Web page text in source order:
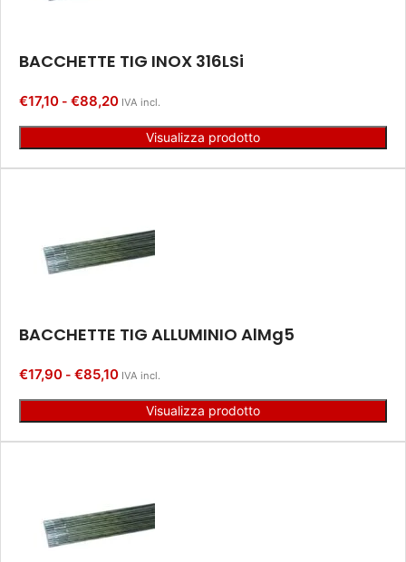
BACCHETTE TIG INOX 316LSi
€17,10 - €88,20 IVA incl.
Visualizza prodotto
BACCHETTE TIG ALLUMINIO AlMg5
€17,90 - €85,10 IVA incl.
Visualizza prodotto